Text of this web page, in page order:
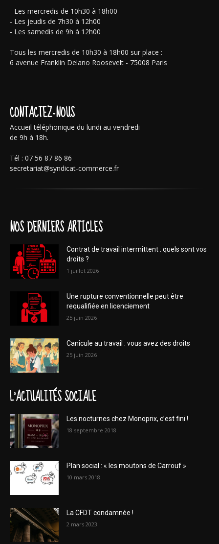
- Les mercredis de 10h30 à 18h00
- Les jeudis de 7h30 à 12h00
- Les samedis de 9h à 12h00
Tous les mercredis de 10h30 à 18h00 sur place :
6 avenue Franklin Delano Roosevelt - 75008 Paris
CONTACTEZ-NOUS
Accueil téléphonique du lundi au vendredi
de 9h à 18h.
Tél : 07 56 87 86 86
secretariat@syndicat-commerce.fr
NOS DERNIERS ARTICLES
Contrat de travail intermittent : quels sont vos
droits ?
1 juillet 2026
Une rupture conventionnelle peut être
requalifiée en licenciement
25 juin 2026
Canicule au travail : vous avez des droits
25 juin 2026
L'ACTUALITÉS SOCIALE
Les nocturnes chez Monoprix, c’est fini !
18 septembre 2018
Plan social : « les moutons de Carrouf »
10 mars 2018
La CFDT condamnée !
2 mars 2023